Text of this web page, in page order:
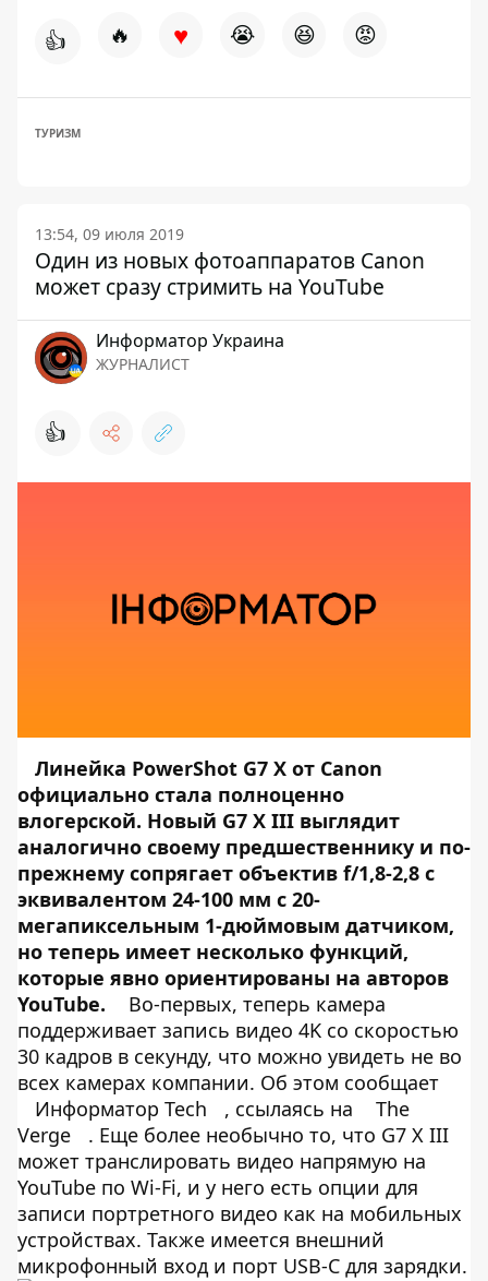
👍 🔥 ♥ 😭 😆 😡
ТУРИЗМ
13:54, 09 июля 2019
Один из новых фотоаппаратов Canon
может сразу стримить на YouTube
Информатор Украина
ЖУРНАЛИСТ
👍
Линейка PowerShot G7 X от Canon
официально стала полноценно
влогерской. Новый G7 X III выглядит
аналогично своему предшественнику и по-
прежнему сопрягает объектив f/1,8-2,8 с
эквивалентом 24-100 мм с 20-
мегапиксельным 1-дюймовым датчиком,
но теперь имеет несколько функций,
которые явно ориентированы на авторов
YouTube.
Во-первых, теперь камера
поддерживает запись видео 4K со скоростью
30 кадров в секунду, что можно увидеть не во
всех камерах компании. Об этом сообщает
Информатор Tech
, ссылаясь на
The
Verge
. Еще более необычно то, что G7 X III
может транслировать видео напрямую на
YouTube по Wi-Fi, и у него есть опции для
записи портретного видео как на мобильных
устройствах. Также имеется внешний
микрофонный вход и порт USB-C для зарядки.